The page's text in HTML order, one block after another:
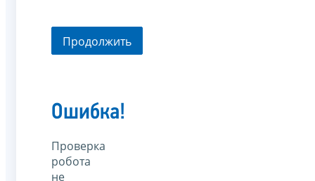
Продолжить
Ошибка!
Проверка
робота
не